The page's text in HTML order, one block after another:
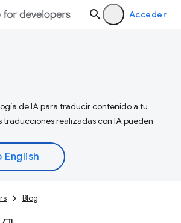
Acceder
de IA para traducir contenido a tu
realizadas con IA pueden
Blog